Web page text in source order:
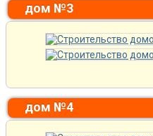
дом №3
дом №4